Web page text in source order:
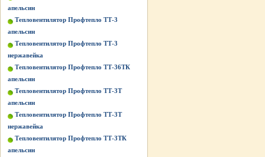
апельсин
Тепловентилятор Профтепло ТТ-3
апельсин
Тепловентилятор Профтепло ТТ-3
нержавейка
Тепловентилятор Профтепло ТТ-36ТК
апельсин
Тепловентилятор Профтепло ТТ-3Т
апельсин
Тепловентилятор Профтепло ТТ-3Т
нержавейка
Тепловентилятор Профтепло ТТ-3ТК
апельсин